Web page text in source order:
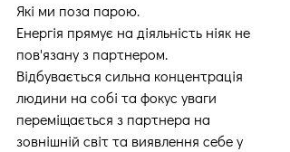
Які ми поза парою.
Енергія прямує на діяльність ніяк не
пов'язану з партнером.
Відбувається сильна концентрація
людини на собі та фокус уваги
переміщається з партнера на
зовнішній світ та виявлення себе у